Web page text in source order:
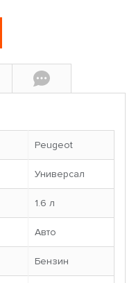
Peugeot
Универсал
1.6 л
Авто
Бензин